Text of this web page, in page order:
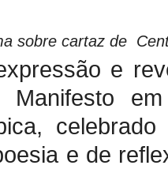
sobre cartaz de
e
e de